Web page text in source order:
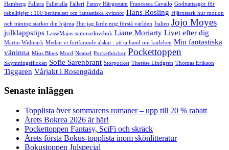
Hamberg Fallera Falleralla Falleri Fanny Härgestam Francesca Cavallo Godnattsagor för
rebelltjejer : 100 berättelser om fantastiska kvinnor Hans Rosling Hjärnstark hur motion
och träning stärker din hjärna Hur jag lärde mig förstå världen Italien Jojo Moyes
julklappstips LasseMajas sommarlovsbok Liane Moriarty Livet efter dig
Martin Widmark Medan vi fortfarande älskar : att ta hand om kärleken Min fantastiska
väninna Mios Blues Mord Neapel Pocketböcker Pockettoppen
Skymningsflickan Sofie Sarenbrant Storpocket Therése Lindgren Thomas Erikson
Tiggaren Vårjakt i Rosengädda
Senaste inläggen
Topplista över sommarens romaner – upp till 20 % rabatt
Årets Bokrea 2026 är här!
Pockettoppen Fantasy, SciFi och skräck
Årets första Bokus-topplista inom skönlitteratur
Bokustoppen Julspecial